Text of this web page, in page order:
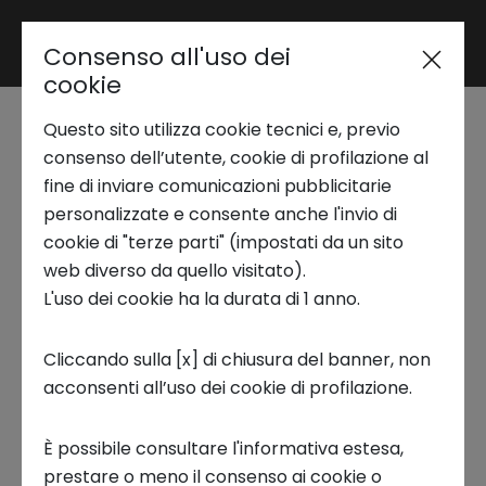
Area riservata
Trend Analysis
Applied Research
Startup Development
Business Transformation
Ecosystem enabling
Turismo sostenibile:
definizione, esempi e trend –
Report | Innovation Center
Il turismo sostenibile è un modo di
che riduce l’impatto ambientale, valorizza le
autentica e consapevole. Negli ultimi anni,
soprattutto dopo la pandemia, la domanda di
Consenso all'uso dei
cookie
Questo sito utilizza cookie tecnici e, previo
consenso dell’utente, cookie di profilazione al
fine di inviare comunicazioni pubblicitarie
personalizzate e consente anche l'invio di
cookie di "terze parti" (impostati da un sito
web diverso da quello visitato).
L'uso dei cookie ha la durata di 1 anno.
Cliccando sulla [x] di chiusura del banner, non
acconsenti all’uso dei cookie di profilazione.
È possibile consultare l'informativa estesa,
prestare o meno il consenso ai cookie o